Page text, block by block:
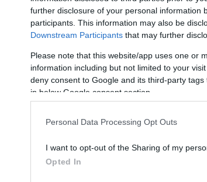
further disclosure of your personal information
participants. This information may also be
Downstream Participants that may further
Please note that this website/app uses one or
information including but not limited to your
deny consent to Google and its third-party
in below Google consent section.
Personal Data Processing Opt Outs
I want to opt-out of the Sharing of my
Opted In